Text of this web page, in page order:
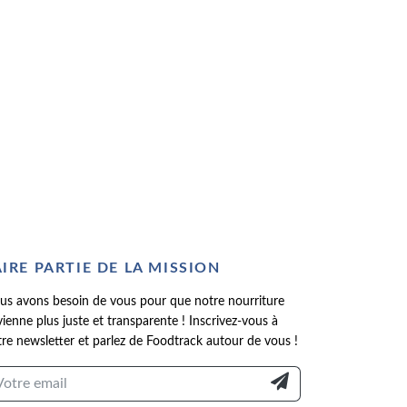
PARTIE DE LA MISSION
avons besoin de vous pour que notre nourriture
plus juste et transparente ! Inscrivez-vous à
newsletter et parlez de Foodtrack autour de vous !